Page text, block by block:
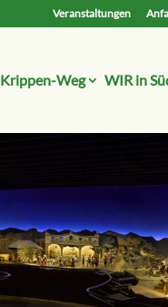
Veranstaltungen
Krippen-Weg WIR in